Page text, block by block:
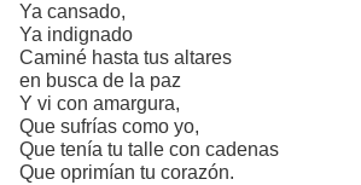
Ya cansado,
Ya indignado
Caminé hasta tus altares
en busca de la paz
Y vi con amargura,
Que sufrías como yo,
Que tenía tu talle con cadenas
Que oprimían tu corazón.